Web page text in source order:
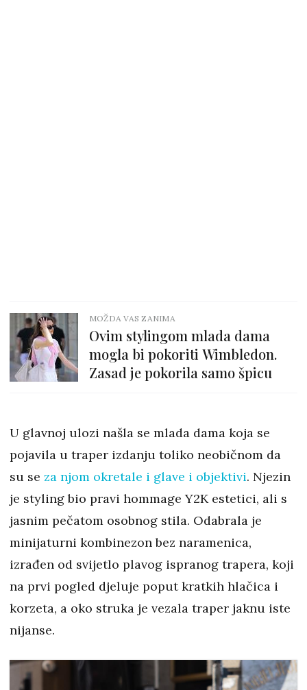
MOŽDA VAS ZANIMA
Ovim stylingom mlada dama
mogla bi pokoriti Wimbledon.
Zasad je pokorila samo špicu
U glavnoj ulozi našla se mlada dama koja se
pojavila u traper izdanju toliko neobičnom da
su se za njom okretale i glave i objektivi. Njezin
je styling bio pravi hommage Y2K estetici, ali s
jasnim pečatom osobnog stila. Odabrala je
minijaturni kombinezon bez naramenica,
izrađen od svijetlo plavog ispranog trapera, koji
na prvi pogled djeluje poput kratkih hlačica i
korzeta, a oko struka je vezala traper jaknu iste
nijanse.